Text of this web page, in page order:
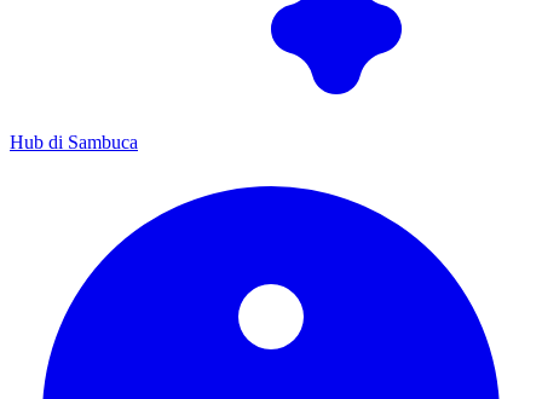
Hub di Sambuca